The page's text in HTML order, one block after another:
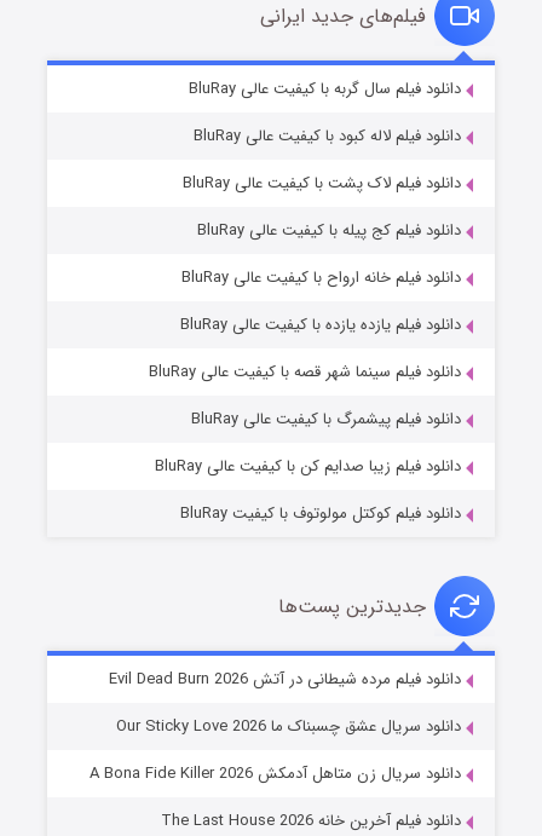
قسمت۶ (زیرنویس) منتشر شد
شوهر
فیلم‌های جدید ایرانی
دانلود فیلم سال گربه با کیفیت عالی BluRay
دانلود فیلم لاله کبود با کیفیت عالی BluRay
دانلود فیلم لاک پشت با کیفیت عالی BluRay
دانلود فیلم کج‌ پیله با کیفیت عالی BluRay
دانلود فیلم خانه ارواح با کیفیت عالی BluRay
دانلود فیلم یازده یازده با کیفیت عالی BluRay
دانلود فیلم سینما شهر قصه با کیفیت عالی BluRay
دانلود فیلم پیشمرگ با کیفیت عالی BluRay
دانلود فیلم زیبا صدایم کن با کیفیت عالی BluRay
دانلود فیلم کوکتل مولوتوف با کیفیت BluRay
جدیدترین پست‌ها
دانلود فیلم مرده شیطانی در آتش Evil Dead Burn 2026
دانلود سریال عشق چسبناک ما Our Sticky Love 2026
دانلود سریال زن متاهل آدمکش A Bona Fide Killer 2026
دانلود فیلم آخرین خانه The Last House 2026